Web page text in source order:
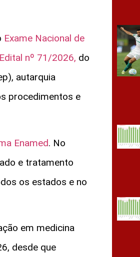
Exame Nacional de
Edital nº 71/2026, do
autarquia
procedimentos e
Enamed. No
e tratamento
os estados e no
em medicina
desde que